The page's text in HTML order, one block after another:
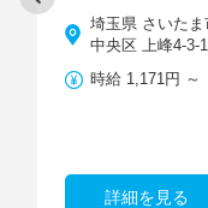
埼玉県 さいたま
中央区 上峰4-3-
時給 1,171円 ～
詳細を見る